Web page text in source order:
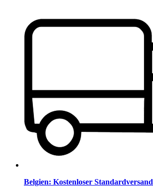
Belgien: Kostenloser Standardversand